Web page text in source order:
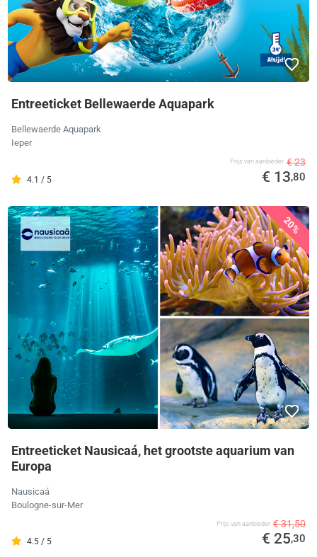
Entreeticket Bellewaerde Aquapark
Bellewaerde Aquapark
Ieper
4.1 / 5
Prijs van aanbieder € 23
€ 13,80
20%
Entreeticket Nausicaá, het grootste aquarium van
Europa
Nausicaá
Boulogne-sur-Mer
4.5 / 5
Prijs van aanbieder € 31,50
€ 25,30